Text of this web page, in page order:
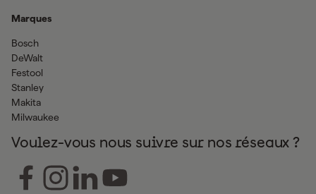
Marques
Bosch
DeWalt
Festool
Stanley
Makita
Milwaukee
Voulez-vous nous suivre sur nos réseaux ?